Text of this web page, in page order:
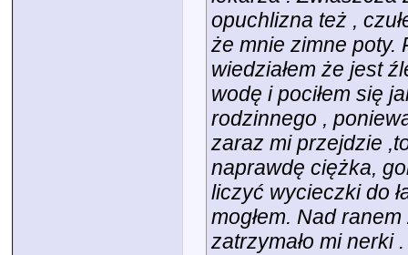
opuchlizna też ,
że mnie zimne poty.
wiedziałem że jest
wodę i pociłem się
rodzinnego ,
zaraz mi przejdzie
naprawdę ciężka,
liczyć wycieczki do
mogłem. Nad
zatrzymało mi nerki